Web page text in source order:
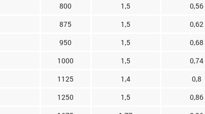
800 1,5
0,56
875 1,5
0,62
950 1,5
0,68
1000 1,5
0,74
1125 1,4
0,8
1250 1,5
0,86